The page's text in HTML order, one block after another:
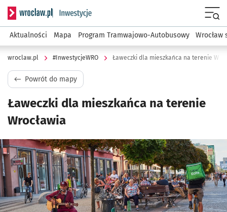
Serwis informacyjny wroclaw.pl podserwis:
Aktualności Mapa Program Tramwajowo-Autobusowy Wrocław
wroclaw.pl #InwestycjeWRO Ławeczki dla mieszkańca na terenie
Powrót do mapy
Ławeczki dla mieszkańca na terenie
Wrocławia
Kliknij, aby powiększyć